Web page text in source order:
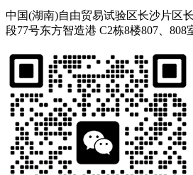
中国(湖南)自由贸易试验区长沙片区
段77号东方智造港 C2栋8楼807、808